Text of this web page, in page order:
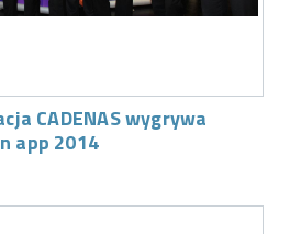
CADENAS wygrywa
app 2014